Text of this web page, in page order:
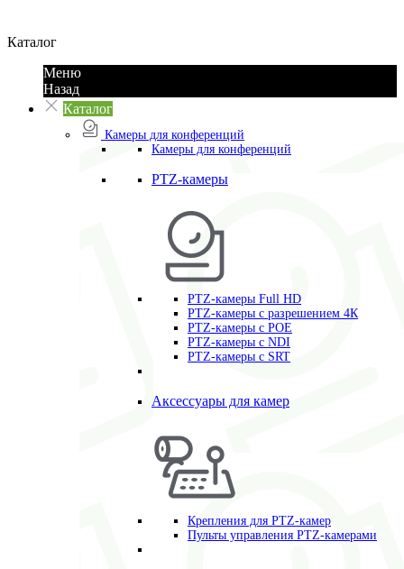
Каталог
Меню
Назад
Каталог
Камеры для конференций
Камеры для конференций
PTZ-камеры
PTZ-камеры Full HD
PTZ-камеры с разрешением 4К
PTZ-камеры с POE
PTZ-камеры c NDI
PTZ-камеры с SRT
Аксессуары для камер
Крепления для PTZ-камер
Пульты управления PTZ-камерами